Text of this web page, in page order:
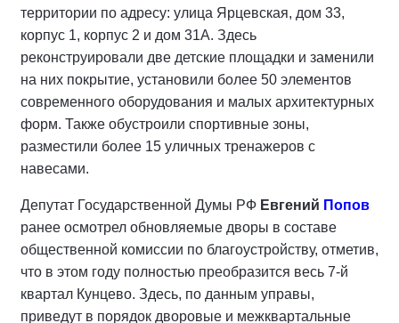
территории по адресу: улица Ярцевская, дом 33,
корпус 1, корпус 2 и дом 31А. Здесь
реконструировали две детские площадки и заменили
на них покрытие, установили более 50 элементов
современного оборудования и малых архитектурных
форм. Также обустроили спортивные зоны,
разместили более 15 уличных тренажеров с
навесами.
Депутат Государственной Думы РФ Евгений Попов
ранее осмотрел обновляемые дворы в составе
общественной комиссии по благоустройству, отметив,
что в этом году полностью преобразится весь 7-й
квартал Кунцево. Здесь, по данным управы,
приведут в порядок дворовые и межквартальные